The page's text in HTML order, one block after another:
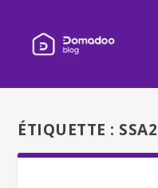
ÉTIQUETTE : SSA2